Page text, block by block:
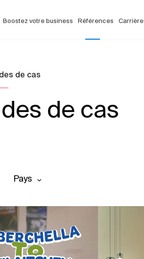
Boostez votre business Références Carrière
de cas
de cas
Pays
de vie"